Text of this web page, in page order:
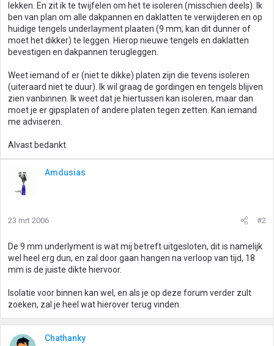
lekken. En zit ik te twijfelen om het te isoleren (misschien deels). Ik
ben van plan om alle dakpannen en daklatten te verwijderen en op
huidige tengels underlayment plaaten (9 mm, kan dit dunner of
moet het dikker) te leggen. Hierop nieuwe tengels en daklatten
bevestigen en dakpannen terugleggen.
Weet iemand of er (niet te dikke) platen zijn die tevens isoleren
(uiteraard niet te duur). Ik wil graag de gordingen en tengels blijven
zien vanbinnen. Ik weet dat je hiertussen kan isoleren, maar dan
moet je er gipsplaten of andere platen tegen zetten. Kan iemand
me adviseren.
Alvast bedankt.
Amdusias
23 mrt 2006 #2
De 9 mm underlyment is wat mij betreft uitgesloten, dit is namelijk
wel heel erg dun, en zal door gaan hangen na verloop van tijd, 18
mm is de juiste dikte hiervoor.
Isolatie voor binnen kan wel, en als je op deze forum verder zult
zoeken, zal je heel wat hierover terug vinden.
Chathanky